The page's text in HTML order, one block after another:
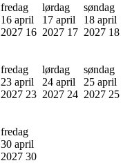
fredag
16 april
2027 16
lørdag
17 april
2027 17
søndag
18 april
2027 18
fredag
23 april
2027 23
lørdag
24 april
2027 24
søndag
25 april
2027 25
fredag
30 april
2027 30